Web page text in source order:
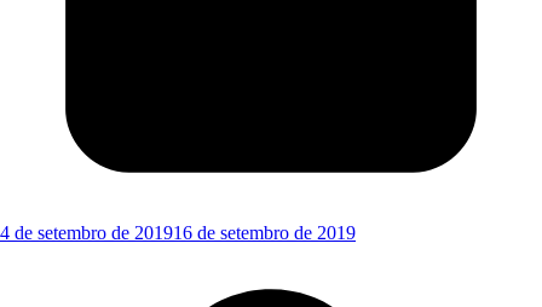
4 de setembro de 201916 de setembro de 2019